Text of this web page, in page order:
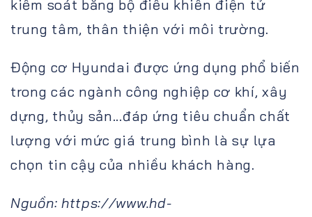
kiểm soát bằng bộ điều khiển điện tử
trung tâm, thân thiện với môi trường.
Động cơ Hyundai được ứng dụng phổ biến
trong các ngành công nghiệp cơ khí, xây
dựng, thủy sản...đáp ứng tiêu chuẩn chất
lượng với mức giá trung bình là sự lựa
chọn tin cậy của nhiều khách hàng.
Nguồn: https://www.hd-